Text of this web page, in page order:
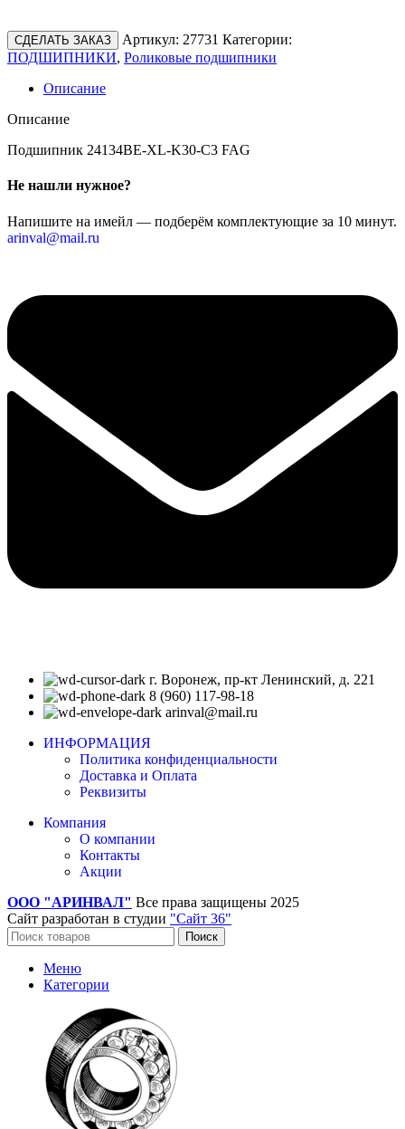
СДЕЛАТЬ ЗАКАЗ Артикул: 27731 Категории:
ПОДШИПНИКИ, Роликовые подшипники
Описание
Описание
Подшипник 24134BE-XL-K30-C3 FAG
Не нашли нужное?
Напишите на имейл — подберём комплектующие за 10 минут.
arinval@mail.ru
г. Воронеж, пр-кт Ленинский, д. 221
8 (960) 117-98-18
arinval@mail.ru
ИНФОРМАЦИЯ
Политика конфиденциальности
Доставка и Оплата
Реквизиты
Компания
О компании
Контакты
Акции
ООО "АРИНВАЛ" Все права защищены 2025
Сайт разработан в студии "Сайт 36"
Поиск
Меню
Категории